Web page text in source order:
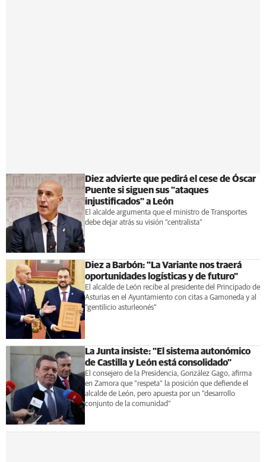
Diez advierte que pedirá el cese de Óscar
Puente si siguen sus "ataques
injustificados" a León
El alcalde argumenta que el ministro de Transportes
debe dejar atrás su visión “centralista”
Diez a Barbón: "La Variante nos traerá
oportunidades logísticas y de futuro"
El alcalde de León recibe al presidente del Principado de
Asturias en el Ayuntamiento con citas a Gamoneda y al
"gentilicio asturleonés"
La Junta insiste: "El sistema autonómico
de Castilla y León está consolidado"
El consejero de la Presidencia, González Gago, afirma
en Zamora que "respeta" la posición que defiende el
alcalde de León, pero apuesta por un "desarrollo
conjunto de la comunidad"